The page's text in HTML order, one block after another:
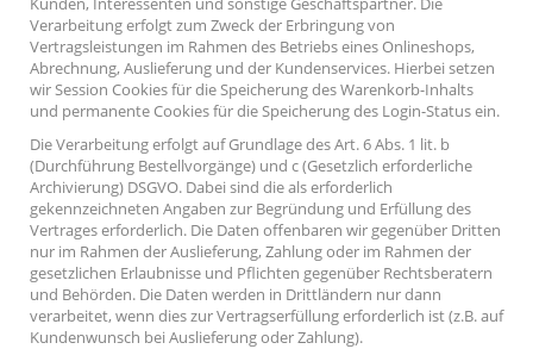
Verarbeitung erfolgt zum Zweck der Erbringung von
Vertragsleistungen im Rahmen des Betriebs eines Onlineshops,
Abrechnung, Auslieferung und der Kundenservices. Hierbei setzen
wir Session Cookies für die Speicherung des Warenkorb-Inhalts
und permanente Cookies für die Speicherung des Login-Status ein.
Die Verarbeitung erfolgt auf Grundlage des Art. 6 Abs. 1 lit. b
(Durchführung Bestellvorgänge) und c (Gesetzlich erforderliche
Archivierung) DSGVO. Dabei sind die als erforderlich
gekennzeichneten Angaben zur Begründung und Erfüllung des
Vertrages erforderlich. Die Daten offenbaren wir gegenüber Dritten
nur im Rahmen der Auslieferung, Zahlung oder im Rahmen der
gesetzlichen Erlaubnisse und Pflichten gegenüber Rechtsberatern
und Behörden. Die Daten werden in Drittländern nur dann
verarbeitet, wenn dies zur Vertragserfüllung erforderlich ist (z.B. auf
Kundenwunsch bei Auslieferung oder Zahlung).